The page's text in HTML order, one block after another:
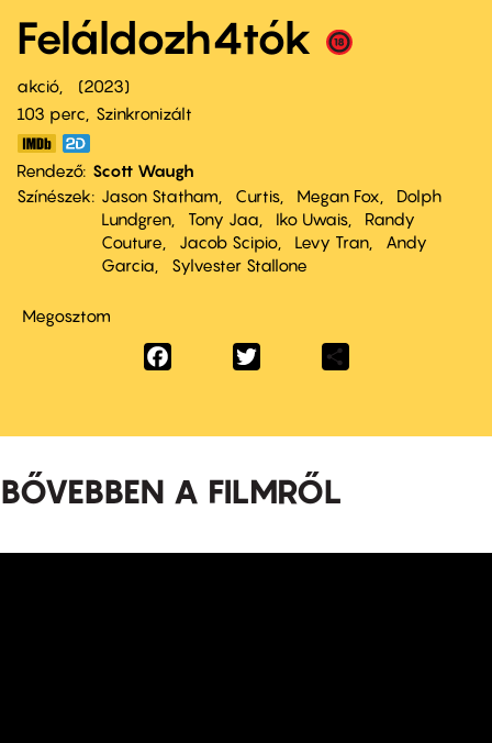
Feláldozh4tók
akció
2023
103 perc,
Szinkronizált
Rendező Scott Waugh
Színészek
Jason Statham Curtis Megan Fox
Dolph
Lundgren
Tony Jaa Iko Uwais
Randy
Couture
Jacob Scipio Levy Tran
Andy
Garcia
Sylvester Stallone
Megosztom
Facebook
BŐVEBBEN A FILMRŐL